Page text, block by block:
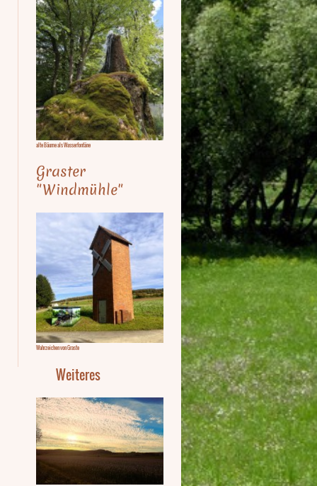
alte Bäume als Wasserfontäne
Graster
"Windmühle"
Wahrzeichen von Graste
Weiteres